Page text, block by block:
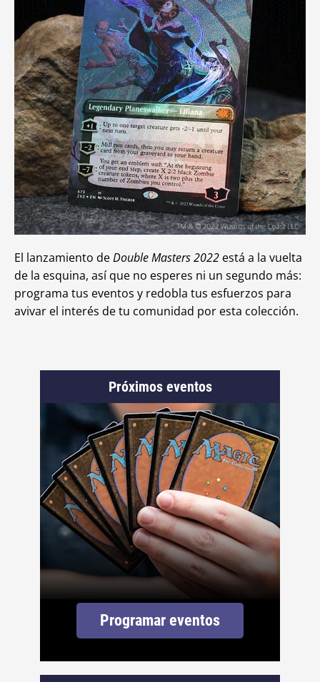
El lanzamiento deDouble Masters 2022 está a la vuelta
de la esquina, así que no esperes ni un segundo más:
programa tus eventos y redobla tus esfuerzos para
avivar el interés de tu comunidad por esta colección.
Próximos eventos
Programar eventos